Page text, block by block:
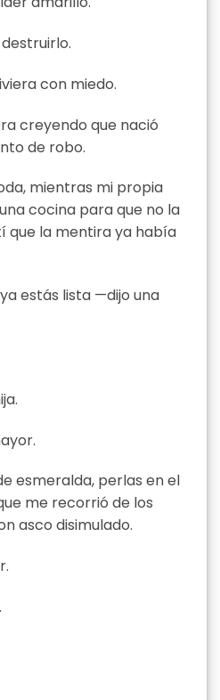
con miedo.
creyendo que nació
de robo.
mientras mi propia
cocina para que no la
que la mentira ya había
estás lista —dijo una
esmeralda, perlas en el
me recorrió de los
asco disimulado.